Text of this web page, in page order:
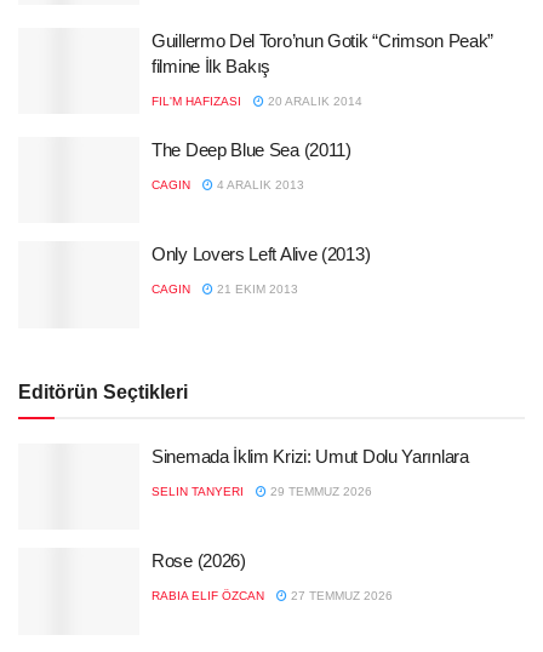
Guillermo Del Toro’nun Gotik “Crimson Peak”
filmine İlk Bakış
FIL'M HAFIZASI 20 ARALIK 2014
The Deep Blue Sea (2011)
CAGIN 4 ARALIK 2013
Only Lovers Left Alive (2013)
CAGIN 21 EKIM 2013
Editörün Seçtikleri
Sinemada İklim Krizi: Umut Dolu Yarınlara
SELIN TANYERI 29 TEMMUZ 2026
Rose (2026)
RABIA ELIF ÖZCAN 27 TEMMUZ 2026